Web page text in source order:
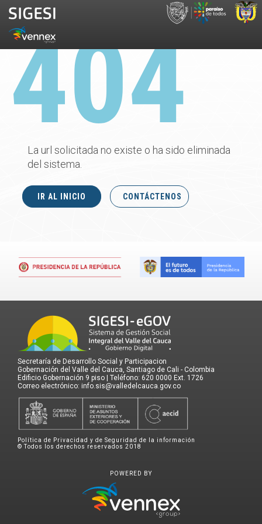
La url solicitada no existe o ha sido eliminada
del sistema.
IR AL INICIO CONTÁCTENOS
Secretaría de Desarrollo Social y Participacion
Gobernación del Valle del Cauca, Santiago de Cali - Colombia
Edificio Gobernación 9 piso | Teléfono: 620 0000 Ext. 1726
Correo electrónico: info.sis@valledelcauca.gov.co
Política de Privacidad y de Seguridad de la información
© Todos los derechos reservados 2018
POWERED BY